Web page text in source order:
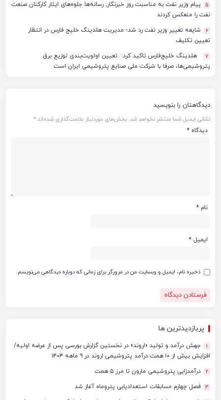
5
پیام وزیر نفت به مناسبت روز خبرنگار; رسانه‌ها جلوه‌های ایثار کارکنان صنعت
نفت را منعکس کردند
6
شایعه تغییر وزیر نفت رد شد؛ مدیریت هلدینگ خلیج فارس در انتظار
تعیین تکلیف
7
هلدینگ خلیج‌فارس تاکید کرد: تعیین اولویت‌بندی توزیع برق
پتروشیمی‌ها، صرفا با شرکت ملی صنایع پتروشیمی ایران است
دیدگاهتان را بنویسید
نشانی ایمیل شما منتشر نخواهد شد. بخش‌های موردنیاز علامت‌گذاری شده‌اند*
دیدگاه *
نام *
ایمیل *
ذخیره نام، ایمیل و وبسایت من در مرورگر برای زمانی که دوباره دیدگاهی می‌نویسم.
پربازدیدترین ها
1
جهش درآمد و تولید «اروند» در نخستین گزارش بورسی پس از عرضه اولیه/
افزایش بیش از ۱۰ همت درآمد پتروشیمی اروند در ۹ ماهه ۱۴۰۴
2 درآمدزایی پتروشیمی مارون تا مرز ۵ همت
3 فصل چهارم مسابقات استعدادیابی پتروماه آغاز شد